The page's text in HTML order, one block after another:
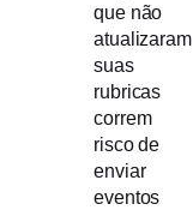
que não
atualizaram
suas
rubricas
correm
risco de
enviar
eventos